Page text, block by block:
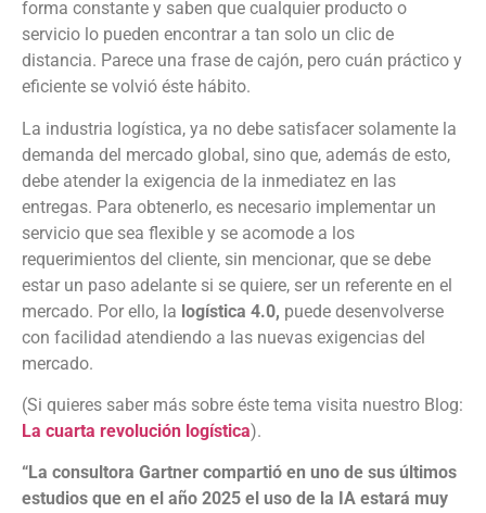
forma constante y saben que cualquier producto o
servicio lo pueden encontrar a tan solo un clic de
distancia. Parece una frase de cajón, pero cuán práctico y
eficiente se volvió éste hábito.
La industria logística, ya no debe satisfacer solamente la
demanda del mercado global, sino que, además de esto,
debe atender la exigencia de la inmediatez en las
entregas. Para obtenerlo, es necesario implementar un
servicio que sea flexible y se acomode a los
requerimientos del cliente, sin mencionar, que se debe
estar un paso adelante si se quiere, ser un referente en el
mercado. Por ello, la logística 4.0, puede desenvolverse
con facilidad atendiendo a las nuevas exigencias del
mercado.
(Si quieres saber más sobre éste tema visita nuestro Blog:
La cuarta revolución logística).
“La consultora Gartner compartió en uno de sus últimos
estudios que en el año 2025 el uso de la IA estará muy